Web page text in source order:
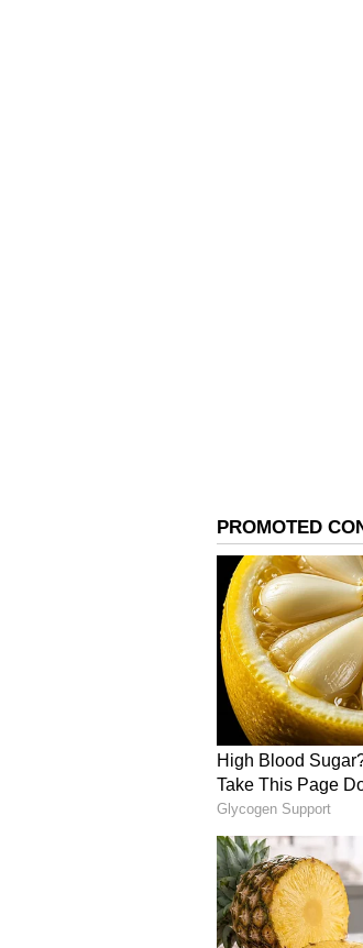
ప్రోత్సహించడానికి
బ్యాంకులకు ఆర్బీఐ
ఆర్బీఐ మానిటరీ పాలసీ
ద్రవ్యోల్బణాన్ని కట్టడి
నేటితో సహా 250 బేసిస్
రేటు 6.4 శాతంగా
క్యూ2, క్యూ3,
వేసింది. వచ్చే ఆర్థిక
అంచనా వేసింది.